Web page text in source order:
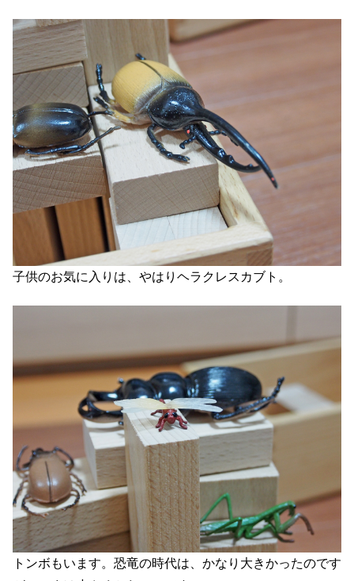
子供のお気に入りは、やはりヘラクレスカブト。
トンボもいます。恐竜の時代は、かなり大きかったのです